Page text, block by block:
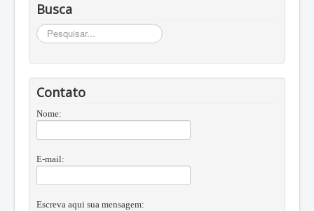
Busca
Busca
Contato
Nome:
E-mail:
Escreva aqui sua mensagem: